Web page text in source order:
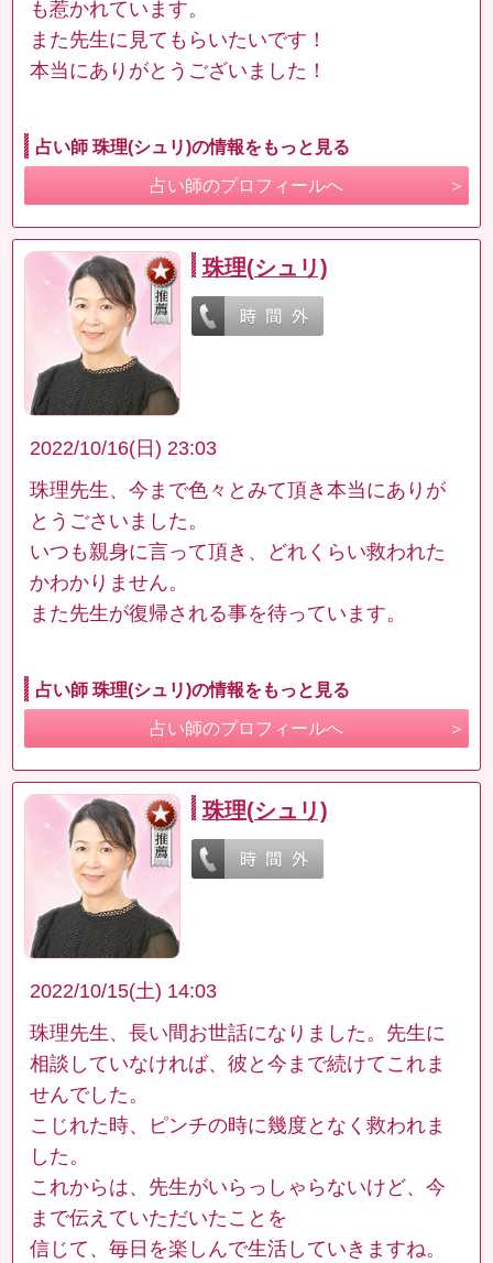
も惹かれています。
また先生に見てもらいたいです！
本当にありがとうございました！
占い師 珠理(シュリ)の情報をもっと見る
占い師のプロフィールへ
珠理(シュリ)
2022/10/16(日) 23:03
珠理先生、今まで色々とみて頂き本当にありが
とうごさいました。
いつも親身に言って頂き、どれくらい救われた
かわかりません。
また先生が復帰される事を待っています。
占い師 珠理(シュリ)の情報をもっと見る
占い師のプロフィールへ
珠理(シュリ)
2022/10/15(土) 14:03
珠理先生、長い間お世話になりました。先生に
相談していなければ、彼と今まで続けてこれま
せんでした。
こじれた時、ピンチの時に幾度となく救われま
した。
これからは、先生がいらっしゃらないけど、今
まで伝えていただいたことを
信じて、毎日を楽しんで生活していきますね。